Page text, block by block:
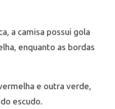
a camisa possui gola
enquanto as bordas
e outra verde,
escudo.